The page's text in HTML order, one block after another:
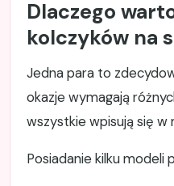
Dlaczego
kolczyków na
Jedna para to
okazje wymagają
wszystkie wpisują się w
Posiadanie kilku modeli